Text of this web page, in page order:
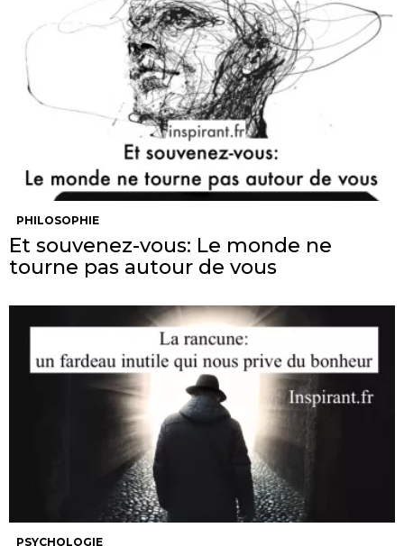
PHILOSOPHIE
Et souvenez-vous: Le monde ne
tourne pas autour de vous
PSYCHOLOGIE